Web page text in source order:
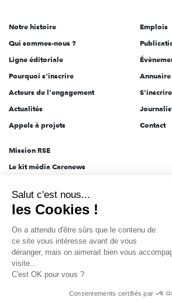
l'engagement
Notre histoire
Qui sommes-nous ?
Ligne éditoriale
Pourquoi s'inscrire
Acteurs de l'engagement
Actualités
Appels à projets
Emplois
Annuaire
Contact
Mission RSE
Le kit média Carenews
AEF info
Novethic
PRODURABLE
Inclusiv Day
Données personnelles Mentions légales
Salut c'est nous...
les Cookies !
On a attendu d'être sûrs que le contenu de
ce site vous intéresse avant de vous
déranger, mais on aimerait bien vous
visite...
C'est OK pour vous ?
Consentements certifiés par